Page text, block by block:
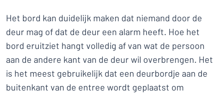
Het bord kan duidelijk maken dat niemand door de
deur mag of dat de deur een alarm heeft. Hoe het
bord eruitziet hangt volledig af van wat de persoon
aan de andere kant van de deur wil overbrengen. Het
is het meest gebruikelijk dat een deurbordje aan de
buitenkant van de entree wordt geplaatst om